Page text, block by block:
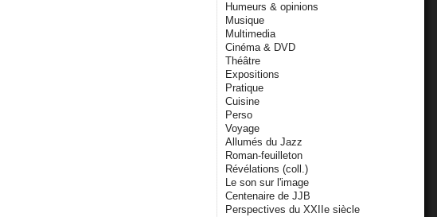
Humeurs & opinions
Musique
Multimedia
Cinéma & DVD
Théâtre
Expositions
Pratique
Cuisine
Perso
Voyage
Allumés du Jazz
Roman-feuilleton
Révélations (coll.)
Le son sur l'image
Centenaire de JJB
Perspectives du XXIIe siècle